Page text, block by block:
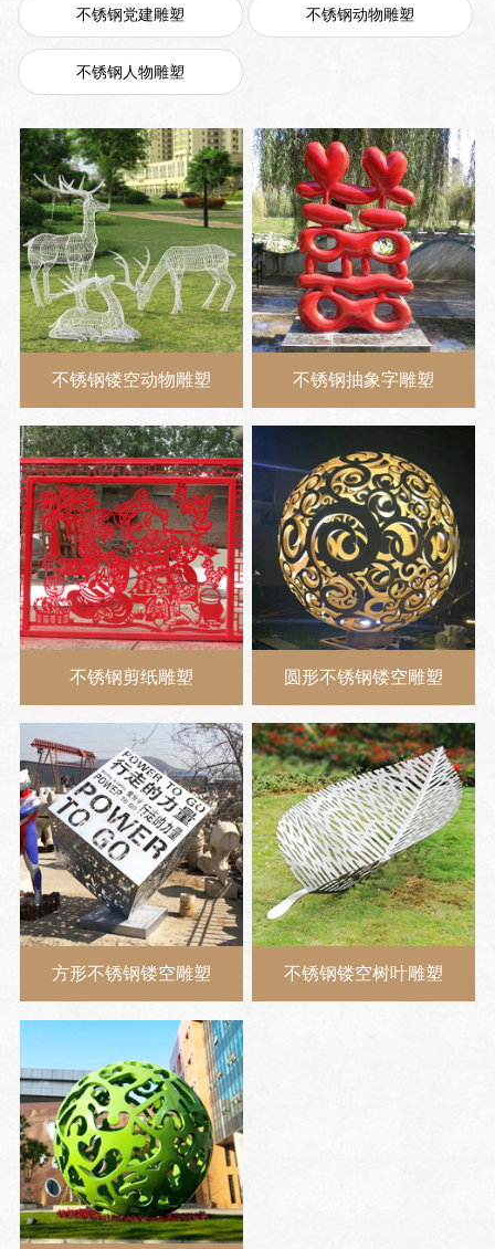
不锈钢党建雕塑 不锈钢动物雕塑
不锈钢人物雕塑
不锈钢镂空动物雕塑 不锈钢抽象字雕塑
不锈钢剪纸雕塑 圆形不锈钢镂空雕塑
方形不锈钢镂空雕塑 不锈钢镂空树叶雕塑